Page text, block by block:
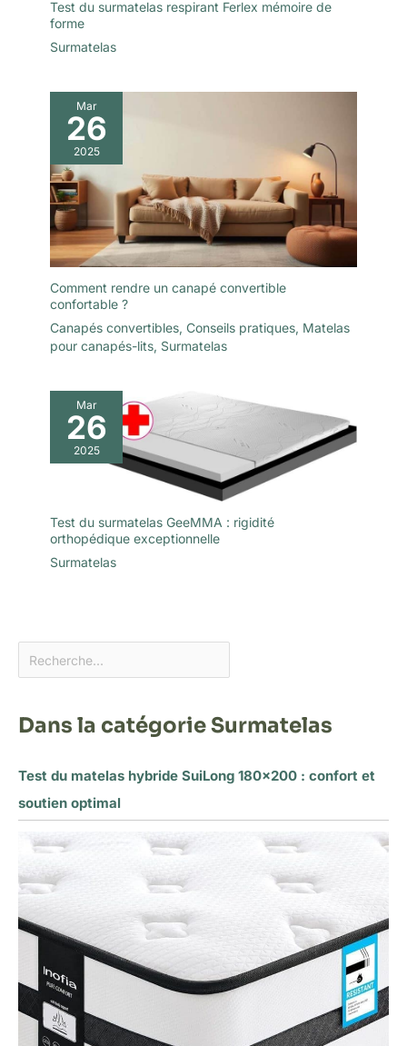
Test du surmatelas respirant Ferlex mémoire de
forme
Surmatelas
Mar
26
2025
Comment rendre un canapé convertible
confortable ?
Canapés convertibles, Conseils pratiques, Matelas
pour canapés-lits, Surmatelas
Mar
26
2025
Test du surmatelas GeeMMA : rigidité
orthopédique exceptionnelle
Surmatelas
Dans la catégorie Surmatelas
Test du matelas hybride SuiLong 180×200 : confort et
soutien optimal